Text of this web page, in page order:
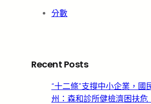
分數
Recent Posts
“十二條”支撐中小企業，國
州：森和診所健檢濟困扶危